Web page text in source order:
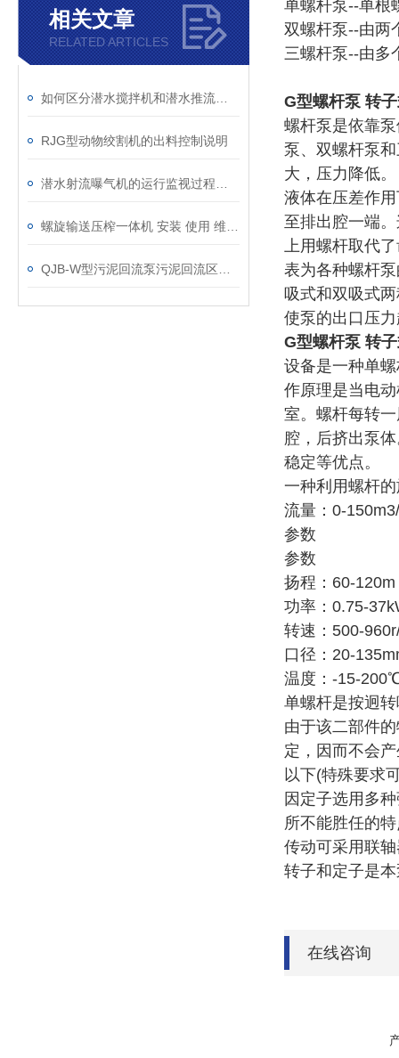
相关文章
RELATED ARTICLES
RJG型动物绞割机的出料控制说明
单螺杆泵--单根
双螺杆泵--由两
三螺杆泵--由多
G型螺杆泵 转
螺杆泵是依靠
泵、双螺杆泵
大，压力降低。
液体在压差作
至排出腔一端
上用螺杆取代
表为各种螺杆
吸式和双吸式
使泵的出口压
G型螺杆泵 转
设备是一种单
作原理是当电
室。螺杆每转
腔，后挤出泵
稳定等优点。
一种利用螺杆
流量：0-
参数
参数
扬程：60-120m
功率：0.75-
转速：500-
口径：20-
温度：-15-
单螺杆是按迥
由于该二部件
定，因而不会
以下(特殊要求
因定子选用多
所不能胜任的
传动可采用联
转子和定子是
在线咨询